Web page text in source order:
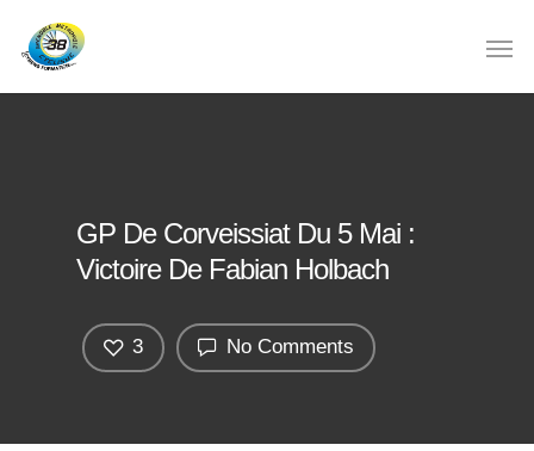
GP De Corveissiat Du 5 Mai :
Victoire De Fabian Holbach
No Comments
3